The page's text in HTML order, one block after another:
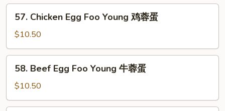
Foo
Young
蓉
Chicken
Egg
Foo
Young
57. Chicken Egg Foo Young 鸡蓉蛋
$10.50
Beef
Egg
Foo
58. Beef Egg Foo Young 牛蓉蛋
$10.50